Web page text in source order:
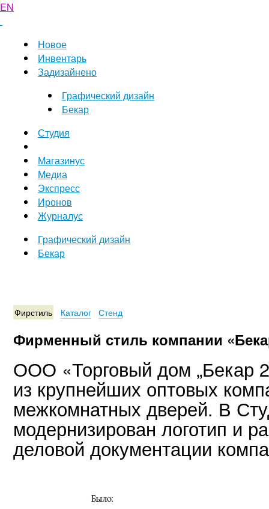
EN
Новое
Инвентарь
Задизайнено
Графический дизайн
Бекар
Студия
Магазинус
Медиа
Экспресс
Иронов
Журналус
Графический дизайн
Бекар
Фирстиль Каталог Стенд
Фирменный стиль компании
ООО «Торговый дом „Бекар
из крупнейших оптовых
межкомнатных дверей. В
модернизирован логотип и
деловой документации